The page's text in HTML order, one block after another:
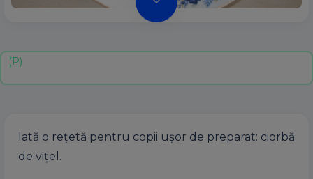
Iată o rețetă pentru copii ușor de preparat: ciorbă
de vițel.